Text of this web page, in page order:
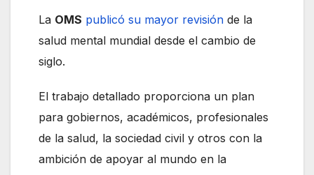
La OMS publicó su mayor revisión de la
salud mental mundial desde el cambio de
siglo.
El trabajo detallado proporciona un plan
para gobiernos, académicos, profesionales
de la salud, la sociedad civil y otros con la
ambición de apoyar al mundo en la